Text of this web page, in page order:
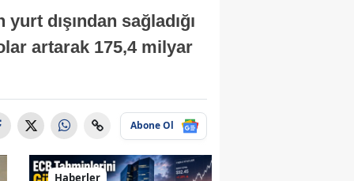
dışından sağladığı
artarak 175,4 milyar
Abone Ol
Haberler